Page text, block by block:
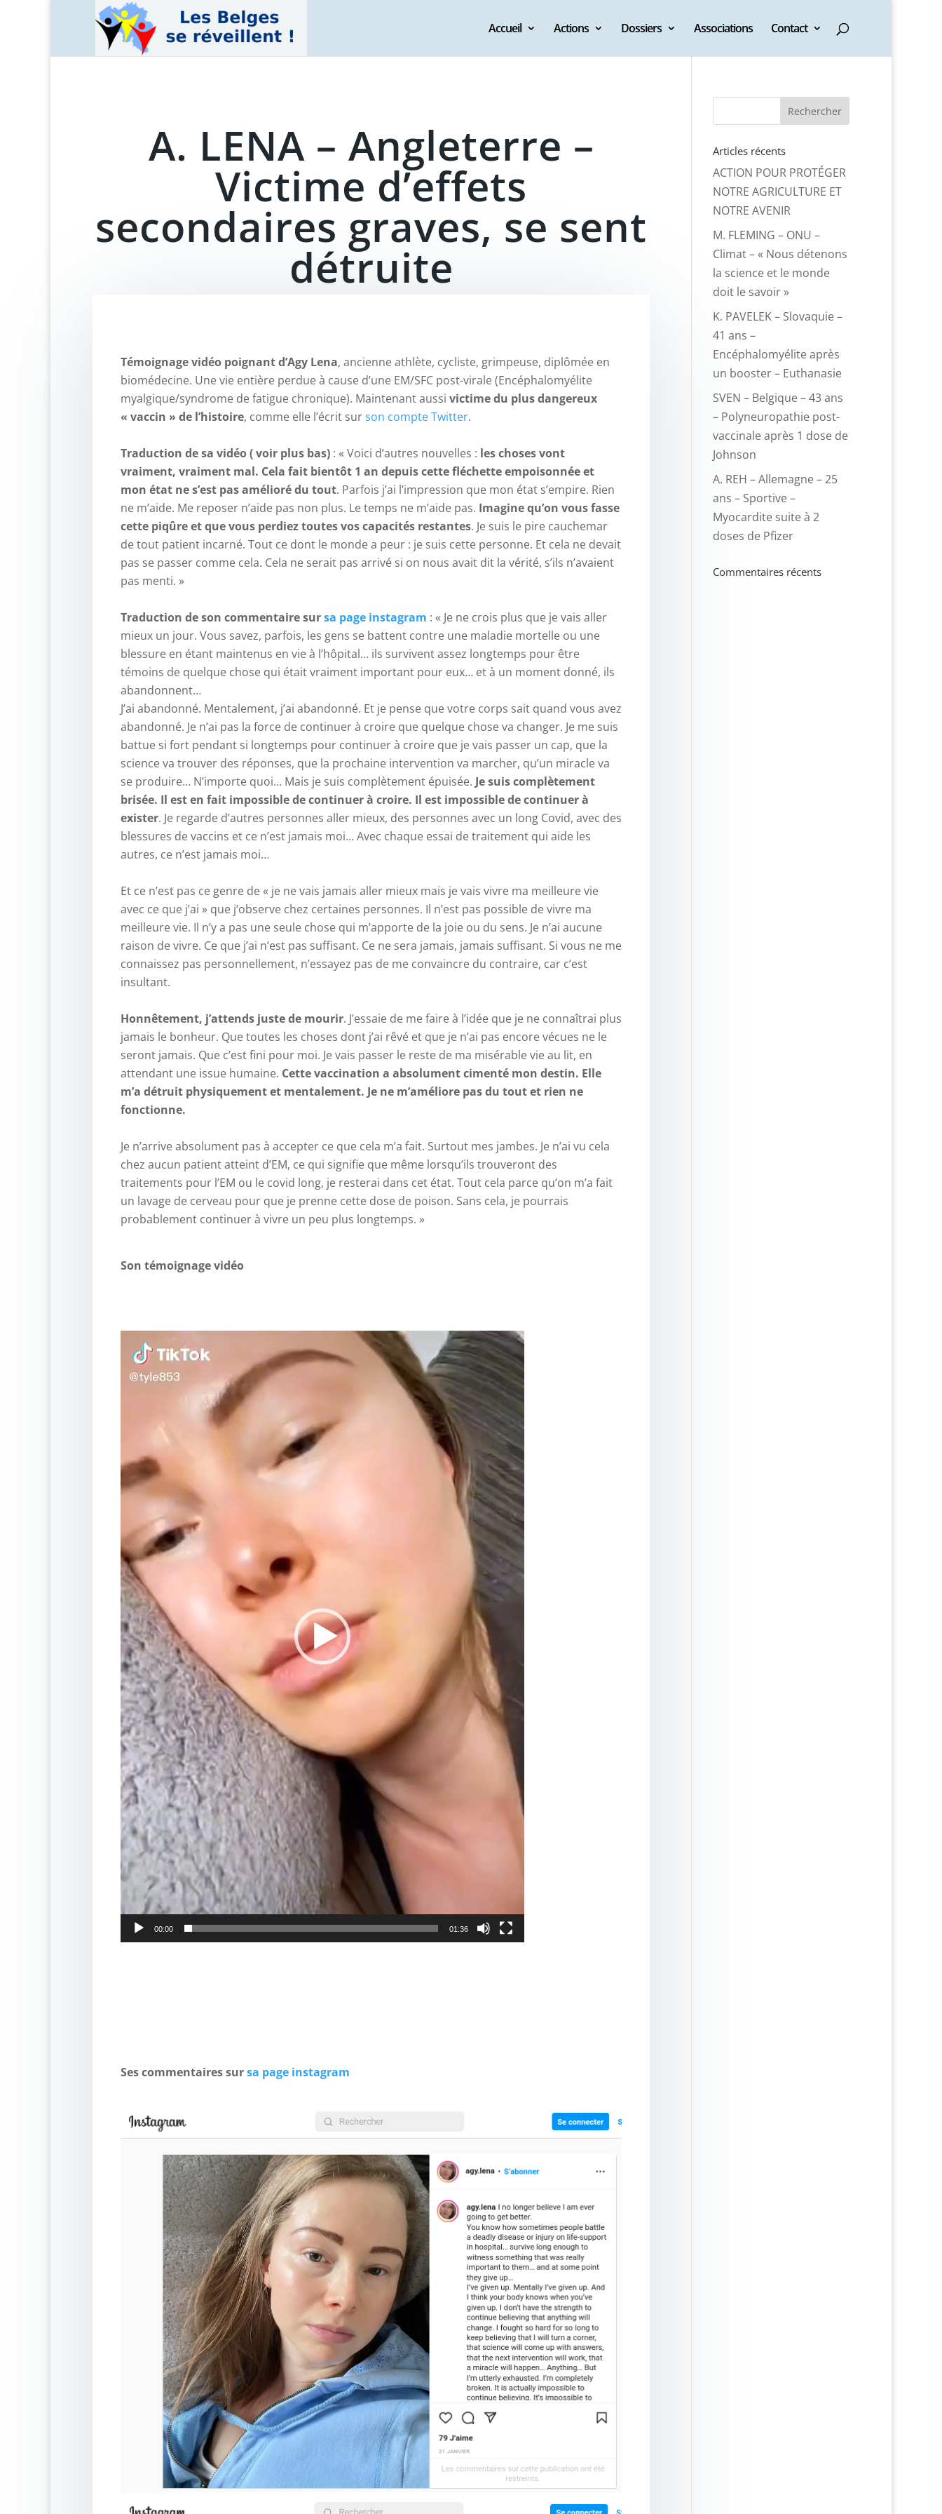
Accueil Actions Dossiers Associations Contact
A. LENA – Angleterre –
Victime d’effets
secondaires graves, se sent
détruite
Témoignage vidéo poignant d’Agy Lena, ancienne athlète, cycliste, grimpeuse, diplômée en
biomédecine. Une vie entière perdue à cause d’une EM/SFC post-virale (Encéphalomyélite
myalgique/syndrome de fatigue chronique). Maintenant aussi victime du plus dangereux
« vaccin » de l’histoire, comme elle l’écrit surson compte Twitter.
Traduction de sa vidéo ( voir plus bas) : « Voici d’autres nouvelles : les choses vont
vraiment, vraiment mal. Cela fait bientôt 1 an depuis cette fléchette empoisonnée et
mon état ne s’est pas amélioré du tout. Parfois j’ai l’impression que mon état s’empire. Rien
ne m’aide. Me reposer n’aide pas non plus. Le temps ne m’aide pas. Imagine qu’on vous fasse
cette piqûre et que vous perdiez toutes vos capacités restantes. Je suis le pire cauchemar
de tout patient incarné. Tout ce dont le monde a peur : je suis cette personne. Et cela ne devait
pas se passer comme cela. Cela ne serait pas arrivé si on nous avait dit la vérité, s’ils n’avaient
pas menti. »
Traduction de son commentaire sursa page instagram : « Je ne crois plus que je vais aller
mieux un jour. Vous savez, parfois, les gens se battent contre une maladie mortelle ou une
blessure en étant maintenus en vie à l’hôpital… ils survivent assez longtemps pour être
témoins de quelque chose qui était vraiment important pour eux… et à un moment donné, ils
abandonnent…
J’ai abandonné. Mentalement, j’ai abandonné. Et je pense que votre corps sait quand vous avez
abandonné. Je n’ai pas la force de continuer à croire que quelque chose va changer. Je me suis
battue si fort pendant si longtemps pour continuer à croire que je vais passer un cap, que la
science va trouver des réponses, que la prochaine intervention va marcher, qu’un miracle va
se produire… N’importe quoi… Mais je suis complètement épuisée. Je suis complètement
brisée. Il est en fait impossible de continuer à croire. Il est impossible de continuer à
exister. Je regarde d’autres personnes aller mieux, des personnes avec un long Covid, avec des
blessures de vaccins et ce n’est jamais moi… Avec chaque essai de traitement qui aide les
autres, ce n’est jamais moi…
Et ce n’est pas ce genre de « je ne vais jamais aller mieux mais je vais vivre ma meilleure vie
avec ce que j’ai » que j’observe chez certaines personnes. Il n’est pas possible de vivre ma
meilleure vie. Il n’y a pas une seule chose qui m’apporte de la joie ou du sens. Je n’ai aucune
raison de vivre. Ce que j’ai n’est pas suffisant. Ce ne sera jamais, jamais suffisant. Si vous ne me
connaissez pas personnellement, n’essayez pas de me convaincre du contraire, car c’est
insultant.
Honnêtement, j’attends juste de mourir. J’essaie de me faire à l’idée que je ne connaîtrai plus
jamais le bonheur. Que toutes les choses dont j’ai rêvé et que je n’ai pas encore vécues ne le
seront jamais. Que c’est fini pour moi. Je vais passer le reste de ma misérable vie au lit, en
attendant une issue humaine. Cette vaccination a absolument cimenté mon destin. Elle
m’a détruit physiquement et mentalement. Je ne m’améliore pas du tout et rien ne
fonctionne.
Je n’arrive absolument pas à accepter ce que cela m’a fait. Surtout mes jambes. Je n’ai vu cela
chez aucun patient atteint d’EM, ce qui signifie que même lorsqu’ils trouveront des
traitements pour l’EM ou le covid long, je resterai dans cet état. Tout cela parce qu’on m’a fait
un lavage de cerveau pour que je prenne cette dose de poison. Sans cela, je pourrais
probablement continuer à vivre un peu plus longtemps. »
Son témoignage vidéo
Lecteur
vidéo
00:00 01:36
Ses commentaires sursa page instagram
Articles récents
ACTION POUR PROTÉGER
NOTRE AGRICULTURE ET
NOTRE AVENIR
M. FLEMING – ONU –
Climat – « Nous détenons
la science et le monde
doit le savoir »
K. PAVELEK – Slovaquie –
41 ans –
Encéphalomyélite après
un booster – Euthanasie
SVEN – Belgique – 43 ans
– Polyneuropathie post-
vaccinale après 1 dose de
Johnson
A. REH – Allemagne – 25
ans – Sportive –
Myocardite suite à 2
doses de Pfizer
Commentaires récents